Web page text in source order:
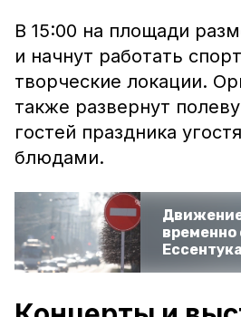
В 15:00 на площади
и начнут работать
творческие локации.
также развернут
гостей праздника
блюдами.
временно